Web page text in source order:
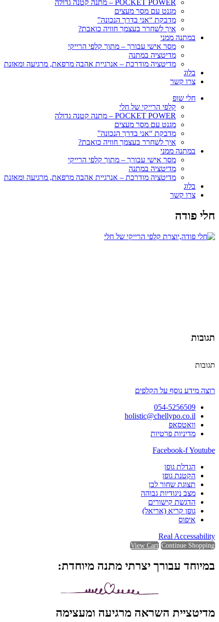
POCKET POWER – מתנה קטנה גדולה
מגנט עם מסר מעצים
מדבקת “אני בדרך הנכונה”
איך לשחרר בעצמך חוויה כואבת?
במתנה ממני
מסר אישי עבורך – מתוך קלפי הרייקי
מדיטציה במתנה
מדיטציה מודרכת – אנרגיית אהבה מרפאת, מרגיעה ומאזנת
בלוג
צרו קשר
חלי שופ
קלפי הרייקי של חלי
POCKET POWER – מתנה קטנה גדולה
מגנט עם מסר מעצים
מדבקת “אני בדרך הנכונה”
איך לשחרר בעצמך חוויה כואבת?
במתנה ממני
מסר אישי עבורך – מתוך קלפי הרייקי
מדיטציה במתנה
מדיטציה מודרכת – אנרגיית אהבה מרפאת, מרגיעה ומאזנת
בלוג
צרו קשר
חלי פודה
תגובות
תגובות
רוצה מידע נוסף על הקלפים
054-5256509
holistic@chellypo.co.il
וואטסאפ
מדיניות פרטיות
Facebook-fYoutube
הגדלת גופן
הקטנת גופן
תצוגת שחור לבן
מצב ניגודיות גבוהה
הדגשת קישורים
גופן קריא (אריאל)
איפוס
Real Accessability
View Cart Continue Shopping
במיוחד עבורך יצרתי מתנה מיוחדת:
מדיטציית השראה מרגיעה ומעצימה